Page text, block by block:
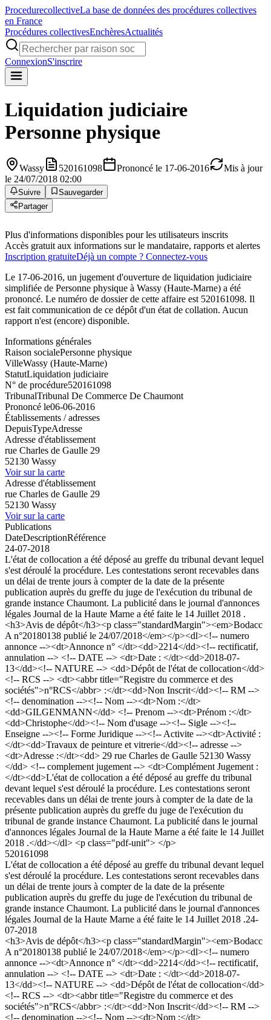
ProcedurecollectiveLa base de données des procédures collectives
en France
Procédures collectivesEnchèresActualités
ConnexionS'inscrire
Liquidation judiciaire
Personne physique
Wassy 520161098 Prononcé le 17-06-2016
Mis à jour
le 24/07/2018 02:00
Suivre
Sauvegarder
Partager
Plus d'informations disponibles pour les utilisateurs inscrits
Accès gratuit aux informations sur le mandataire, rapports et alertes
Inscription gratuiteDéjà un compte ? Connectez-vous
Le 17-06-2016, un jugement d'ouverture de liquidation judiciaire
simplifiée de Personne physique à Wassy (Haute-Marne) a été
prononcé. Le numéro de dossier de cette affaire est 520161098. Il
est fait communication de ce dépôt d'un état de collation. Aucun
rapport n'est (encore) disponible.
Informations générales
Raison socialePersonne physique
VilleWassy (Haute-Marne)
StatutLiquidation judiciaire
N° de procédure520161098
TribunalTribunal De Commerce De Chaumont
Prononcé le06-06-2016
Établissements / adresses
DepuisTypeAdresse
Adresse d'établissement
rue Charles de Gaulle 29
52130 Wassy
Voir sur la carte
Adresse d'établissement
rue Charles de Gaulle 29
52130 Wassy
Voir sur la carte
Publications
DateDescriptionRéférence
24-07-2018
L'état de collocation a été déposé au greffe du tribunal devant lequel
s'est déroulé la procédure. Les contestations seront recevables dans
un délai de trente jours à compter de la date de la présente
publication auprès du greffe du juge de l'exécution du tribunal de
grande instance Chaumont. La publicité dans le journal d'annonces
légales Journal de la Haute Marne a été faite le 14 Juillet 2018 .
<h3>Avis de dépôt</h3><p class="standardMargin"><em>Bodacc
A n°20180138 publié le 24/07/2018</em></p><dl><!-- numero
annonce --><dt>Annonce n° </dt><dd>2214</dd><!-- rectificatif,
annulation --> <!-- DATE --> <dt>Date : </dt><dd>2018-07-
13</dd><!-- NATURE --> <dd>Dépôt de l'état de collocation</dd>
<!-- RCS --> <dt><abbr title="Registre du commerce et des
sociétés">n°RCS</abbr> :</dt><dd>Non Inscrit</dd><!-- RM -->
<!-- denomination --><!-- Nom --><dt>Nom :</dt>
<dd>GILGENMANN</dd> <!-- Prenom --><dt>Prénom :</dt>
<dd>Christophe</dd><!-- Nom d'usage --><!-- Sigle --><!--
Enseigne --><!-- Forme Juridique --><!-- Activite --><dt>Activité :
</dt><dd>Travaux de peinture et vitrerie</dd><!-- adresse -->
<dt>Adresse :</dt><dd> 29 rue Charles de Gaulle 52130 Wassy
</dd> <!-- complement jugement --> <dt>Complément Jugement :
</dt><dd>L'état de collocation a été déposé au greffe du tribunal
devant lequel s'est déroulé la procédure. Les contestations seront
recevables dans un délai de trente jours à compter de la date de la
présente publication auprès du greffe du juge de l'exécution du
tribunal de grande instance Chaumont. La publicité dans le journal
d'annonces légales Journal de la Haute Marne a été faite le 14 Juillet
2018 .</dd></dl> <p class="pdf-unit"> </p>
520161098
L'état de collocation a été déposé au greffe du tribunal devant lequel
s'est déroulé la procédure. Les contestations seront recevables dans
un délai de trente jours à compter de la date de la présente
publication auprès du greffe du juge de l'exécution du tribunal de
grande instance Chaumont. La publicité dans le journal d'annonces
légales Journal de la Haute Marne a été faite le 14 Juillet 2018 .24-
07-2018
<h3>Avis de dépôt</h3><p class="standardMargin"><em>Bodacc
A n°20180138 publié le 24/07/2018</em></p><dl><!-- numero
annonce --><dt>Annonce n° </dt><dd>2214</dd><!-- rectificatif,
annulation --> <!-- DATE --> <dt>Date : </dt><dd>2018-07-
13</dd><!-- NATURE --> <dd>Dépôt de l'état de collocation</dd>
<!-- RCS --> <dt><abbr title="Registre du commerce et des
sociétés">n°RCS</abbr> :</dt><dd>Non Inscrit</dd><!-- RM -->
<!-- denomination --><!-- Nom --><dt>Nom :</dt>